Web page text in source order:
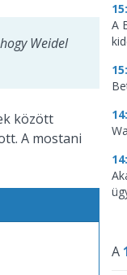
Weidel
között
A mostani
A
A